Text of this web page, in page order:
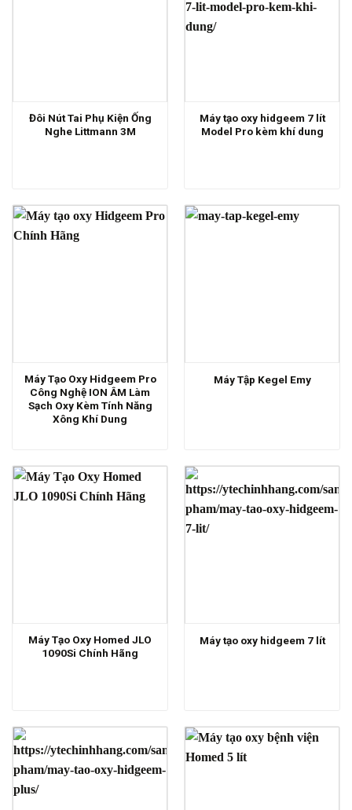
Đôi Nút Tai Phụ Kiện Ống
Nghe Littmann 3M
Máy tạo oxy hidgeem 7 lít
Model Pro kèm khí dung
Máy Tạo Oxy Hidgeem Pro
Công Nghệ ION ÂM Làm
Sạch Oxy Kèm Tính Năng
Xông Khí Dung
Máy Tập Kegel Emy
Máy Tạo Oxy Homed JLO
1090Si Chính Hãng
Máy tạo oxy hidgeem 7 lít